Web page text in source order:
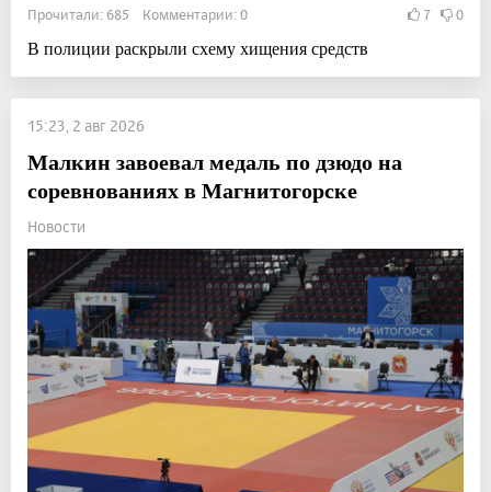
Прочитали: 685 Комментарии: 0 7 0
В полиции раскрыли схему хищения средств
15:23, 2 авг 2026
Малкин завоевал медаль по дзюдо на
соревнованиях в Магнитогорске
Новости